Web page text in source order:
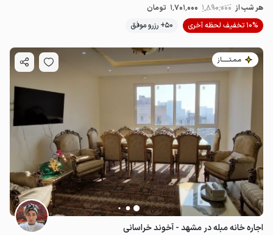
هر شب از 1٬890٬000 1٬701٬000 تومان
10% تخفیف لحظه آخری
50+ رزرو موفق
مـمـتــــــاز
اجاره خانه مبله در مشهد - آخوند خراسانی